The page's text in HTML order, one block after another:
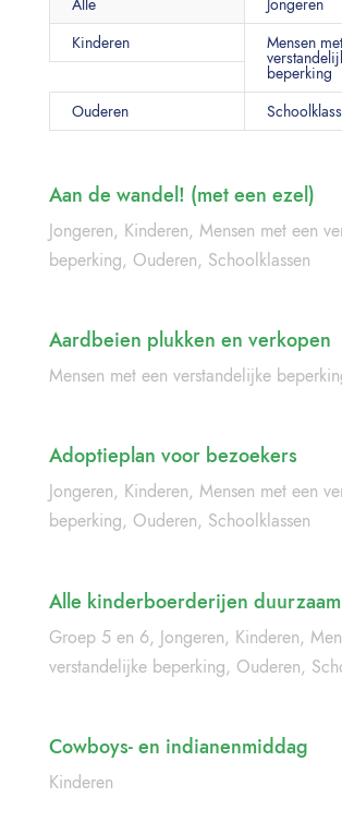
Alle
Jongeren
Kinderen
Mensen
beperking
Ouderen
Aan de wandel! (met een ezel)
Jongeren, Kinderen, Mensen met een
beperking, Ouderen, Schoolklassen
Aardbeien plukken en verkopen
Mensen met een verstandelijke
Adoptieplan voor bezoekers
Jongeren, Kinderen, Mensen met een
beperking, Ouderen, Schoolklassen
Alle kinderboerderijen
Groep 5 en 6, Jongeren, Kinderen,
verstandelijke beperking, Ouderen,
Cowboys- en indianenmiddag
Kinderen